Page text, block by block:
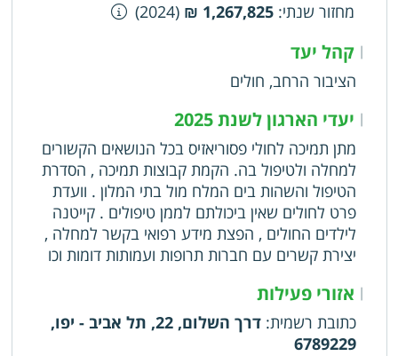
מחזור שנתי:
1,267,825 ₪
(2024)
|קהל יעד
הציבור הרחב, חולים
| יעדי הארגון לשנת 2025
מתן תמיכה לחולי פסוריאזיס בכל הנושאים הקשורים
למחלה ולטיפול בה. הקמת קבוצות תמיכה , הסדרת
הטיפול והשהות בים המלח מול בתי המלון . וועדת
פרט לחולים שאין ביכולתם לממן טיפולים . קייטנה
לילדים החולים , הפצת מידע רפואי בקשר למחלה ,
יצירת קשרים עם חברות תרופות ועמותות דומות וכו
| אזורי פעילות
כתובת רשמית:
דרך השלום, 22, תל אביב - יפו,
6789229